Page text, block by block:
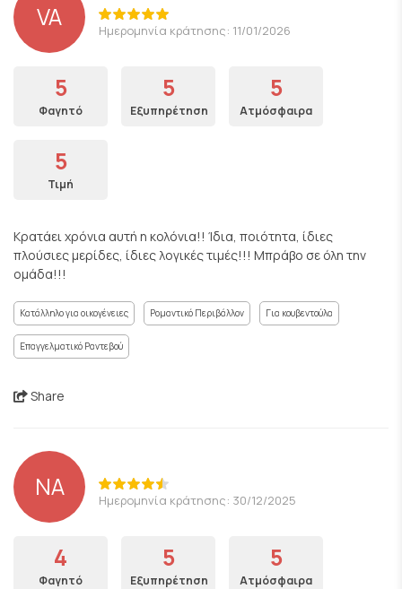
VA Ημερομηνία κράτησης: 11/01/2026
5
Φαγητό
5
Εξυπηρέτηση
5
Ατμόσφαιρα
5
Τιμή
Κρατάει χρόνια αυτή η κολόνια!! Ίδια, ποιότητα, ίδιες
πλούσιες μερίδες, ίδιες λογικές τιμές!!! Μπράβο σε όλη την
ομάδα!!!
Κατάλληλο για οικογένειες Ρομαντικό Περιβάλλον Για κουβεντούλα
Επαγγελματικό Ραντεβού
Share
NA Ημερομηνία κράτησης: 30/12/2025
4
Φαγητό
5
Εξυπηρέτηση
5
Ατμόσφαιρα